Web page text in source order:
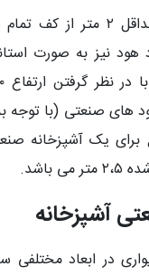
هودها در ارتفاع حداقل ۲
برای یک آشپزخانه
آشپزخانه
در ابعاد مختلفی